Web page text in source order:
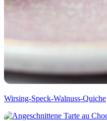
Wirsing-Speck-Walnuss-Quiche